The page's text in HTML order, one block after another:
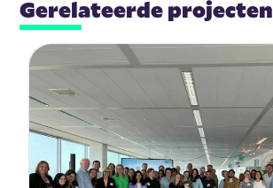
Gerelateerde projecten